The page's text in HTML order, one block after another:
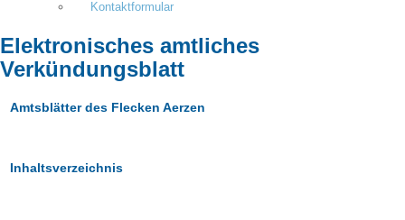
Kontaktformular
Elektronisches amtliches
Verkündungsblatt
Amtsblätter des Flecken Aerzen
Inhaltsverzeichnis